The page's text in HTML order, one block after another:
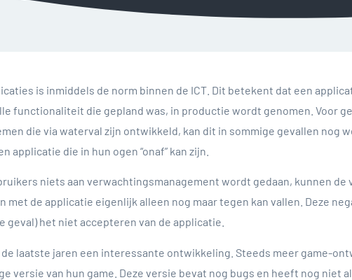
is inmiddels de norm binnen de ICT. Dit betekent dat een
functionaliteit die gepland was, in productie wordt genomen. Voor
die via waterval zijn ontwikkeld, kan dit in sommige gevallen nog
applicatie die in hun ogen “onaf” kan zijn.
niets aan verwachtingsmanagement wordt gedaan, kunnen
met de applicatie eigenlijk alleen nog maar tegen kan vallen. Deze
geval) het niet accepteren van de applicatie.
laatste jaren een interessante ontwikkeling. Steeds meer game-
versie van hun game. Deze versie bevat nog bugs en heeft nog niet